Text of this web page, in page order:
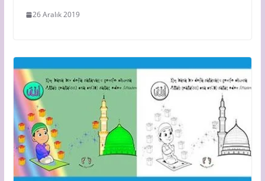
26 Aralık 2019